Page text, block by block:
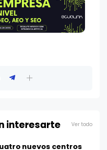
interesarte Ver todo
nuevos centros